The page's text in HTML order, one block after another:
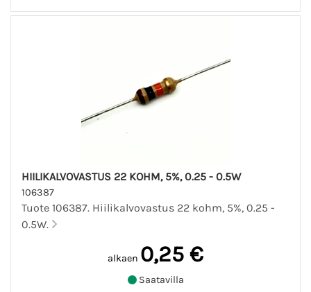
HIILIKALVOVASTUS 22 KOHM, 5%, 0.25 - 0.5W
106387
Tuote 106387. Hiilikalvovastus 22 kohm, 5%, 0.25 -
0.5W.
alkaen 0,25 €
Saatavilla